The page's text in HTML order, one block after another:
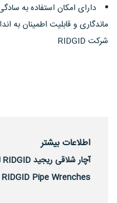
دارای امکان استفاده به
ماندگاری و قابلیت اطمینان به
شرکت RIDGID
اطلاعات بیشتر
آچار شلاقی ریجید RIDGID اصل امریکا
RIDGID Pipe Wrenches